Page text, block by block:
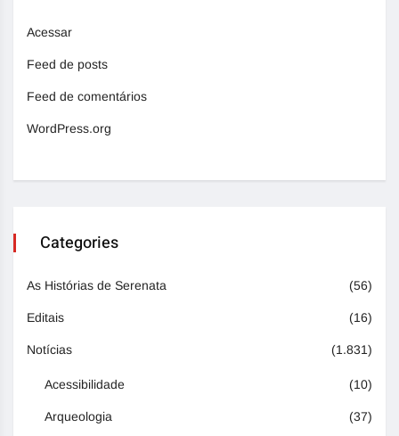
Acessar
Feed de posts
Feed de comentários
WordPress.org
Categories
As Histórias de Serenata (56)
Editais (16)
Notícias (1.831)
Acessibilidade (10)
Arqueologia (37)